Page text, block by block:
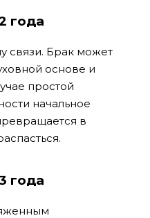
года
связи. Брак может
основе и
простой
начальное
в
года